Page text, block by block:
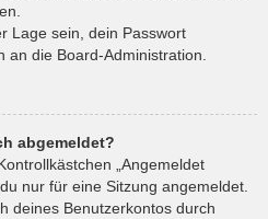
Lage sein, dein Passwort
an die Board-Administration.
abgemeldet?
„Angemeldet
nur für eine Sitzung angemeldet.
deines Benutzerkontos durch